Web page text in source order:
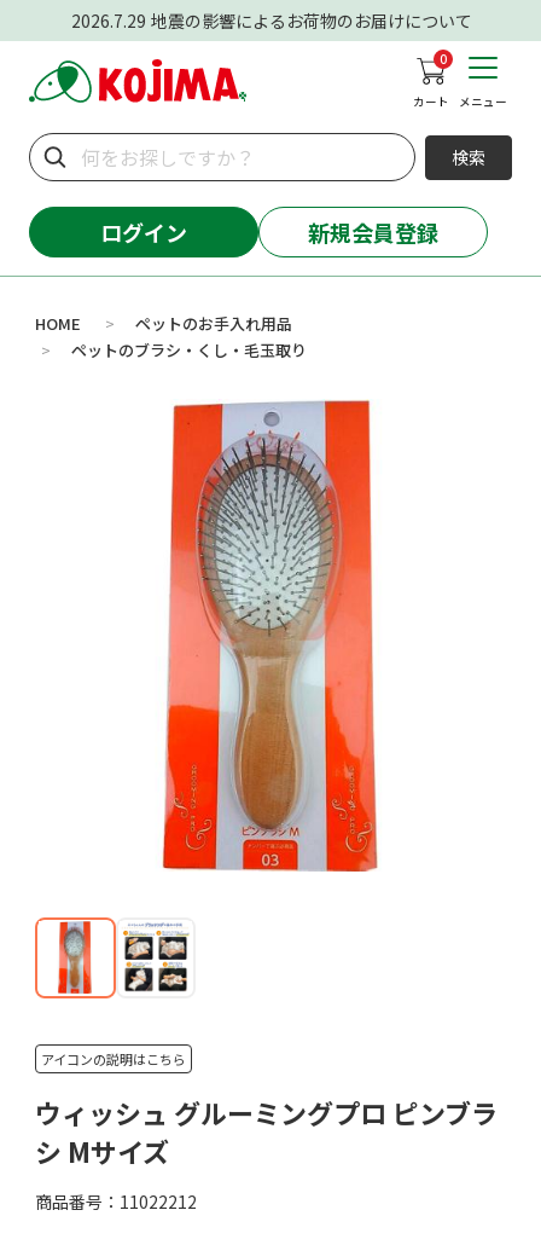
2026.7.29 地震の影響によるお荷物のお届けについて
0
カート メニュー
検索
ログイン 新規会員登録
HOME > ペットのお手入れ用品
> ペットのブラシ・くし・毛玉取り
アイコンの説明はこちら
ウィッシュ グルーミングプロ ピンブラ
シ Mサイズ
商品番号：11022212